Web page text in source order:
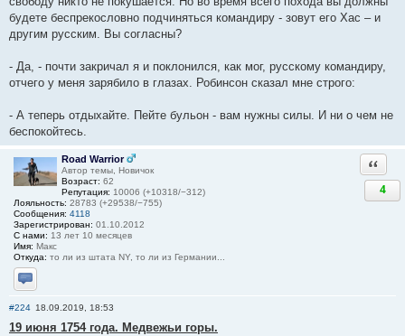
будете беспрекословно подчиняться командиру - зовут его Хас – и
другим русским. Вы согласны?
- Да, - почти закричал я и поклонился, как мог, русскому командиру,
отчего у меня зарябило в глазах. Робинсон сказал мне строго:
- А теперь отдыхайте. Пейте бульон - вам нужны силы. И ни о чем не
беспокойтесь.
Road Warrior
Автор темы, Новичок
Возраст: 62
Репутация: 10006 (+10318/−312)
Лояльность: 28783 (+29538/−755)
Сообщения: 4118
Зарегистрирован: 01.10.2012
С нами: 13 лет 10 месяцев
Имя: Макс
Откуда: то ли из штата NY, то ли из Германии...
Отправить личное сообщение
4
#224 18.09.2019, 18:53
19 июня 1754 года. Медвежьи горы.